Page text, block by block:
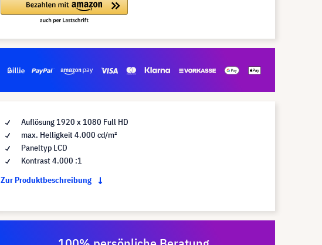
Auflösung 1920 x 1080 Full HD
max. Helligkeit 4.000 cd/m²
Paneltyp LCD
Kontrast 4.000 :1
Zur Produktbeschreibung